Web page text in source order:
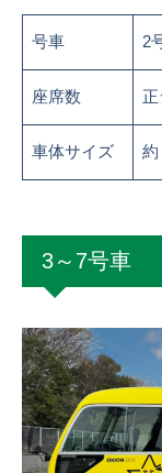
号車 2
座席数
車体サイズ 約
3～7号車